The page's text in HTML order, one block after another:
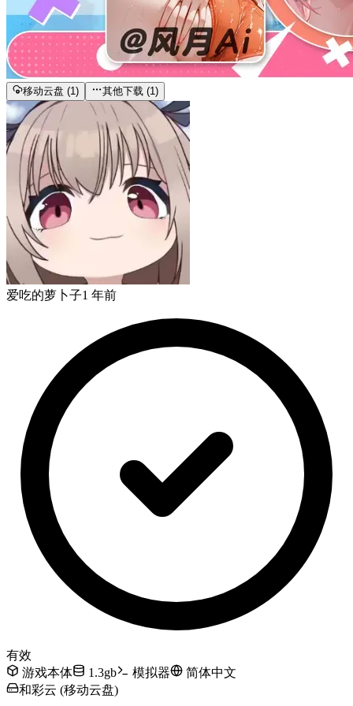
移动云盘 (1) 其他下载 (1)
爱吃的萝卜子1 年前
有效
游戏本体
1.3gb 模拟器
简体中文
和彩云 (移动云盘)